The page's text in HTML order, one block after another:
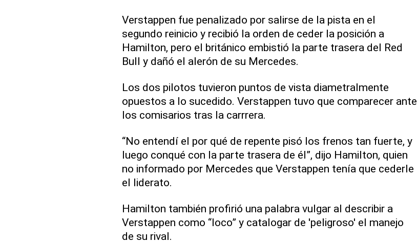
Verstappen fue penalizado por salirse de la pista en el
segundo reinicio y recibió la orden de ceder la posición a
Hamilton, pero el británico embistió la parte trasera del Red
Bull y dañó el alerón de su Mercedes.
Los dos pilotos tuvieron puntos de vista diametralmente
opuestos a lo sucedido. Verstappen tuvo que comparecer ante
los comisarios tras la carrrera.
“No entendí el por qué de repente pisó los frenos tan fuerte, y
luego conqué con la parte trasera de él”, dijo Hamilton, quien
no informado por Mercedes que Verstappen tenía que cederle
el liderato.
Hamilton también profirió una palabra vulgar al describir a
Verstappen como “loco” y catalogar de 'peligroso' el manejo
de su rival.